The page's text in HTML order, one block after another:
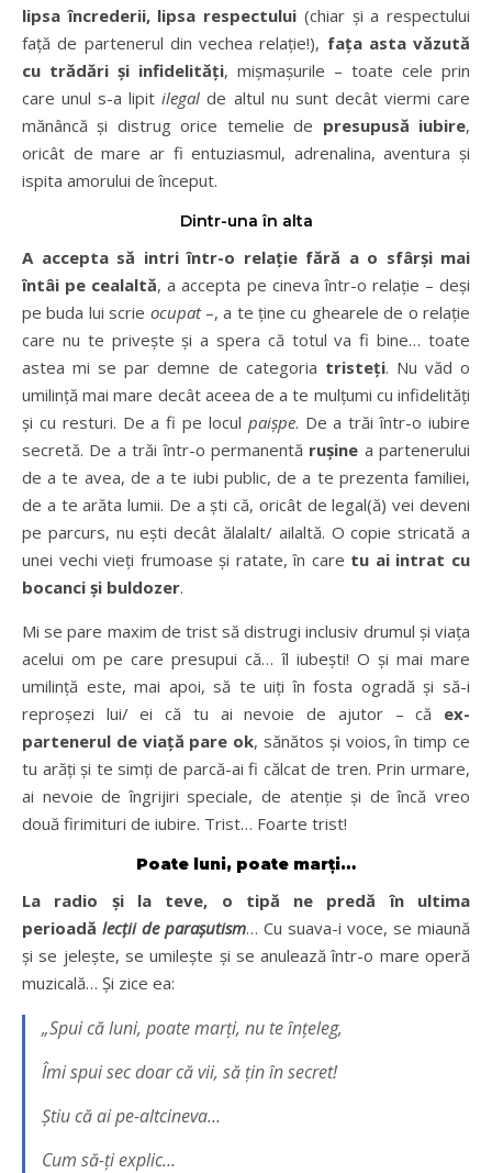
lipsa încrederii, lipsa respectului (chiar și a respectului
față de partenerul din vechea relație!), fața asta văzută
cu trădări și infidelități, mișmașurile – toate cele prin
care unul s-a lipitilegal de altul nu sunt decât viermi care
mănâncă și distrug orice temelie de presupusă iubire,
oricât de mare ar fi entuziasmul, adrenalina, aventura și
ispita amorului de început.
Dintr-una în alta
A accepta să intri într-o relație fără a o sfârși mai
întâi pe cealaltă, a accepta pe cineva într-o relație – deși
pe buda lui scrie ocupat–, a te ține cu ghearele de o relație
care nu te privește și a spera că totul va fi bine… toate
astea mi se par demne de categoria tristeți. Nu văd o
umilință mai mare decât aceea de a te mulțumi cu infidelități
și cu resturi. De a fi pe locul paișpe. De a trăi într-o iubire
secretă. De a trăi într-o permanentă rușine a partenerului
de a te avea, de a te iubi public, de a te prezenta familiei,
de a te arăta lumii. De a ști că, oricât de legal(ă) vei deveni
pe parcurs, nu ești decât ălalalt/ ailaltă. O copie stricată a
unei vechi vieți frumoase și ratate, în care tu ai intrat cu
bocanci și buldozer.
Mi se pare maxim de trist să distrugi inclusiv drumul și viața
acelui om pe care presupui că… îl iubești! O și mai mare
umilință este, mai apoi, să te uiți în fosta ogradă și să-i
reproșezi lui/ ei că tu ai nevoie de ajutor – că ex-
partenerul de viață pare ok, sănătos și voios, în timp ce
tu arăți și te simți de parcă-ai fi călcat de tren. Prin urmare,
ai nevoie de îngrijiri speciale, de atenție și de încă vreo
două firimituri de iubire. Trist… Foarte trist!
Poate luni, poate marți…
La radio și la teve, o tipă ne predă în ultima
perioadă lecțiide parașutism… Cu suava-i voce, se miaună
și se jelește, se umilește și se anulează într-o mare operă
muzicală… Și zice ea:
„Spui că luni, poate marți, nu te înțeleg,
Îmi spui sec doar că vii, să țin în secret!
Știu că ai pe-altcineva…
Cum să-ți explic…